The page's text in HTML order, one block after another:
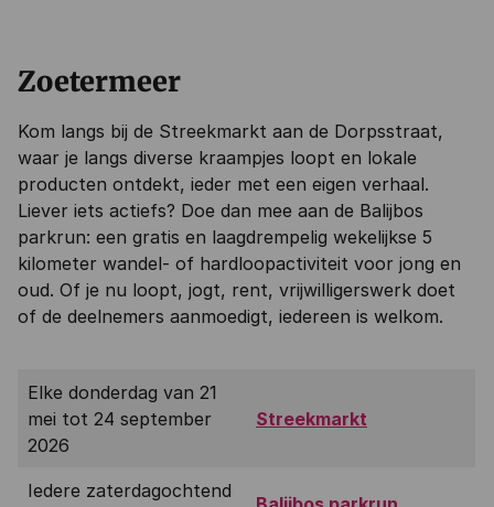
Zoetermeer
Kom langs bij de Streekmarkt aan de Dorpsstraat,
waar je langs diverse kraampjes loopt en lokale
producten ontdekt, ieder met een eigen verhaal.
Liever iets actiefs? Doe dan mee aan de Balijbos
parkrun: een gratis en laagdrempelig wekelijkse 5
kilometer wandel- of hardloopactiviteit voor jong en
oud. Of je nu loopt, jogt, rent, vrijwilligerswerk doet
of de deelnemers aanmoedigt, iedereen is welkom.
Elke donderdag van 21
mei tot 24 september
2026
Streekmarkt
Iedere zaterdagochtend